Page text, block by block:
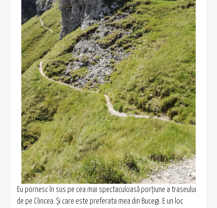
Eu pornesc în sus pe cea mai spectaculoasă porțiune a traseului
de pe Clincea. Și care este preferata mea din Bucegi. E un loc